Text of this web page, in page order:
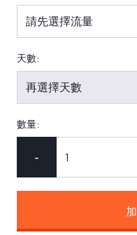
天數:
數量:
-